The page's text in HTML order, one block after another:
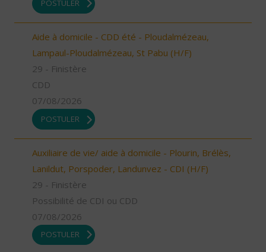
POSTULER
Aide à domicile - CDD été - Ploudalmézeau,
Lampaul-Ploudalmézeau, St Pabu (H/F)
29 - Finistère
CDD
07/08/2026
POSTULER
Auxiliaire de vie/ aide à domicile - Plourin, Brélès,
Lanildut, Porspoder, Landunvez - CDI (H/F)
29 - Finistère
Possibilité de CDI ou CDD
07/08/2026
POSTULER